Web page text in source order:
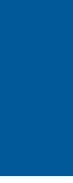
Instagram
eNu